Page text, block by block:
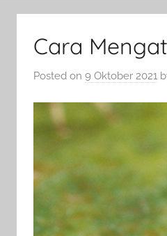
Cara
Posted on 9 Oktober 2021